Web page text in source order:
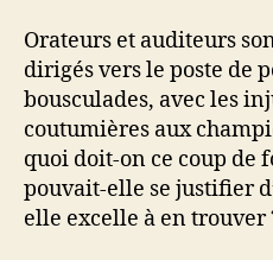
Orateurs et auditeurs
dirigés vers le poste de
bousculades, avec les
coutumières aux
quoi doit-on ce coup de
pouvait-elle se justifier
elle excelle à en trouver